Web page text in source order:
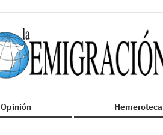
Opinión Hemeroteca